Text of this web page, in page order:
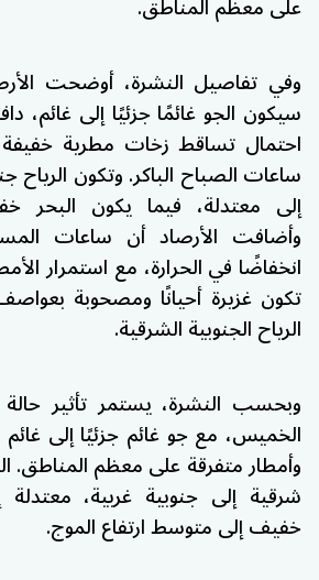
وفي تفاصيل النشرة، أوضحت
سيكون الجو غائمًا جزئيًا إلى غائم،
احتمال تساقط زخات مطرية خفيفة
ساعات الصباح الباكر. وتكون الرياح
إلى معتدلة، فيما يكون البحر
وأضافت الأرصاد أن ساعات
انخفاضًا في الحرارة، مع استمرار
تكون غزيرة أحيانًا ومصحوبة
الرياح الجنوبية الشرقية.
وبحسب النشرة، يستمر تأثير حالة
الخميس، مع جو غائم جزئيًا إلى غائم
وأمطار متفرقة على معظم المناطق.
شرقية إلى جنوبية غربية،
خفيف إلى متوسط ارتفاع الموج.